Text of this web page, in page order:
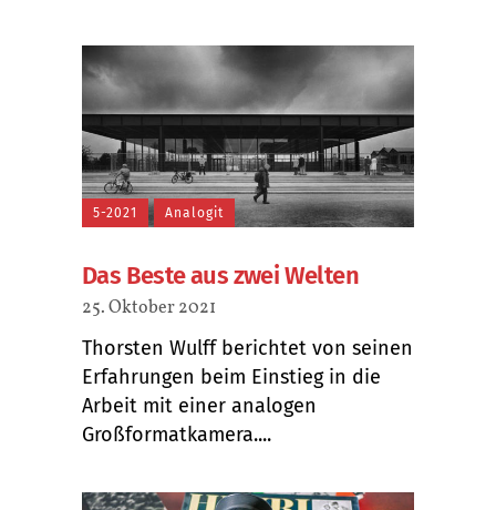
5-2021 Analogit
Das Beste aus zwei Welten
25. Oktober 2021
Thorsten Wulff berichtet von seinen
Erfahrungen beim Einstieg in die
Arbeit mit einer analogen
Großformatkamera....